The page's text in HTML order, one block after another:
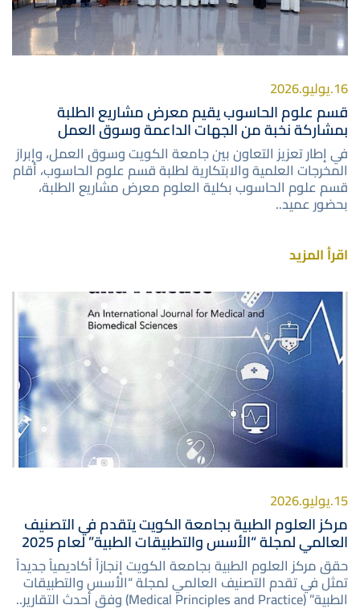
16.يوليو.2026
قسم علوم الحاسوب يقيم معرض مشاريع الطلبة
بمشاركة نخبة من الجهات الداعمة وسوق العمل
في إطار تعزيز التعاون بين جامعة الكويت وسوق العمل، وإبراز
المخرجات العلمية والابتكارية لطلبة قسم علوم الحاسوب، أقام
قسم علوم الحاسوب بكلية العلوم معرض مشاريع الطلبة،
بحضور عميد..
اقرأ المزيد
صورة
15.يوليو.2026
مركز العلوم الطبية بجامعة الكويت يتقدم في التصنيف
العالمي لمجلة “الأسس والتطبيقات الطبية” لعام 2025
حقق مركز العلوم الطبية بجامعة الكويت إنجازاً أكاديمياً جديداً
تمثل في تقدم التصنيف العالمي لمجلة “الأسس والتطبيقات
الطبية” (Medical Principles and Practice) وفق أحدث التقارير..